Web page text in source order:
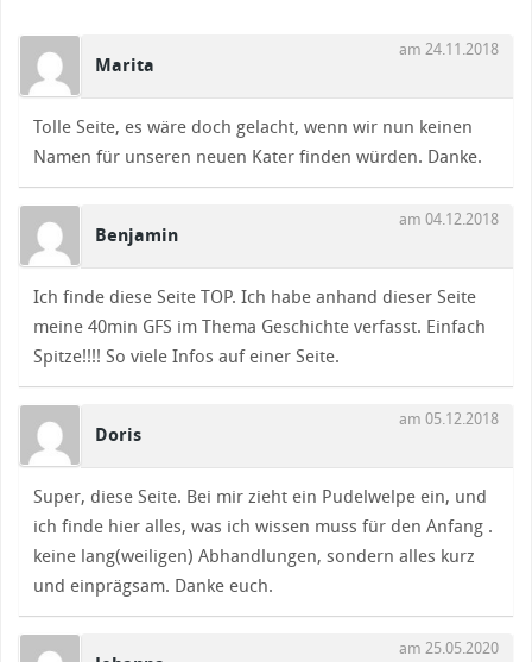
Marita
am 24.11.2018
Tolle Seite, es wäre doch gelacht, wenn wir nun keinen
Namen für unseren neuen Kater finden würden. Danke.
Benjamin
am 04.12.2018
Ich finde diese Seite TOP. Ich habe anhand dieser Seite
meine 40min GFS im Thema Geschichte verfasst. Einfach
Spitze!!!! So viele Infos auf einer Seite.
Doris
am 05.12.2018
Super, diese Seite. Bei mir zieht ein Pudelwelpe ein, und
ich finde hier alles, was ich wissen muss für den Anfang .
keine lang(weiligen) Abhandlungen, sondern alles kurz
und einprägsam. Danke euch.
am 25.05.2020